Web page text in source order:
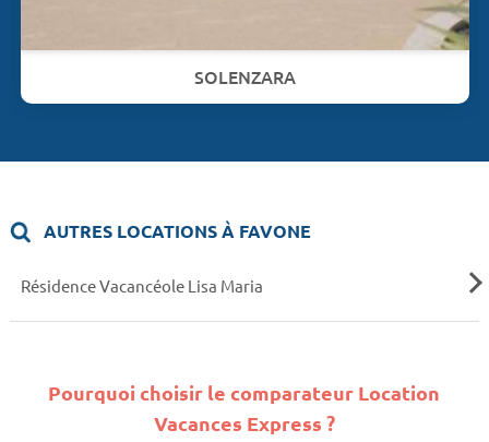
SOLENZARA
AUTRES LOCATIONS À FAVONE
Résidence Vacancéole Lisa Maria
Pourquoi choisir le comparateur Location
Vacances Express ?